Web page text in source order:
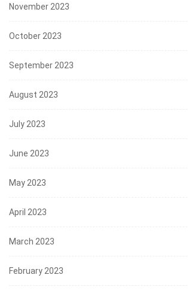
November 2023
October 2023
September 2023
August 2023
July 2023
June 2023
May 2023
April 2023
March 2023
February 2023